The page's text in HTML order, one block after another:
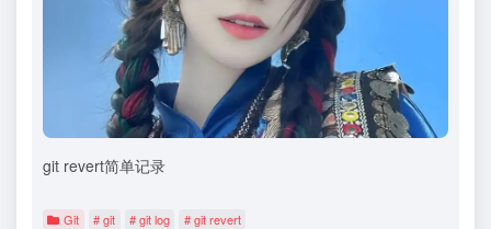
git revert简单记录
Git # git # git log # git revert